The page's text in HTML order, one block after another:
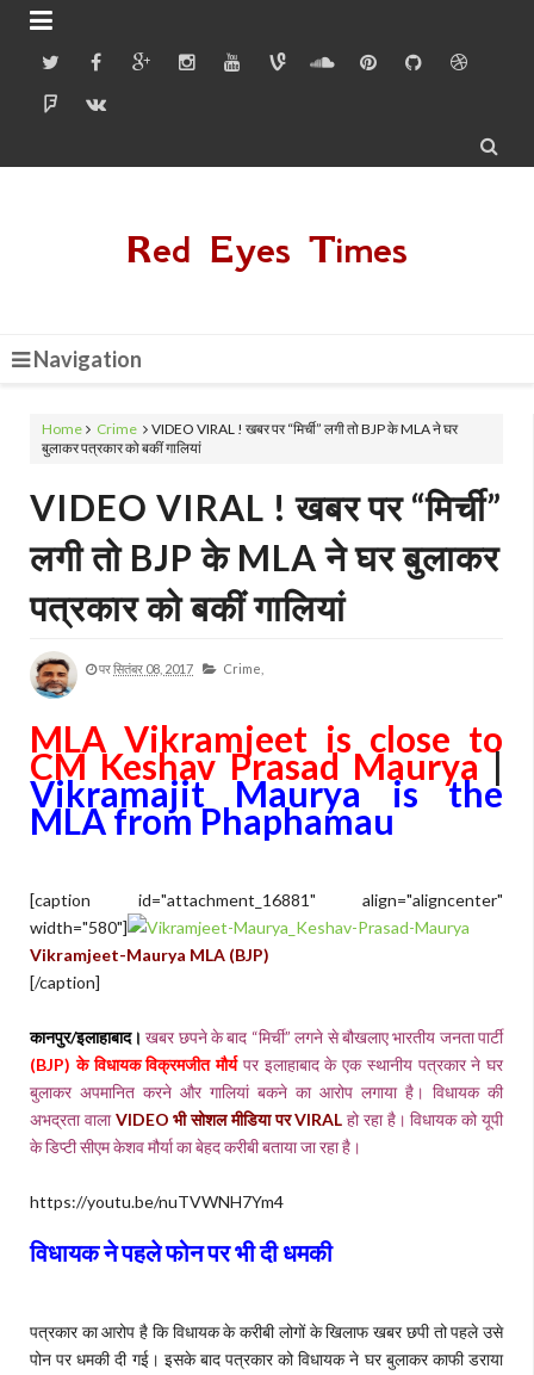


Red Eyes Times
Navigation
Home Crime
VIDEO VIRAL ! खबर पर “मिर्ची” लगी तो BJP के MLA ने घर
बुलाकर पत्रकार को बकीं गालियां
VIDEO VIRAL ! खबर पर “मिर्ची”
लगी तो BJP के MLA ने घर बुलाकर
पत्रकार को बकीं गालियां
परसितंबर 08, 2017 Crime,
MLA Vikramjeet is close to
CM Keshav Prasad Maurya|
Vikramajit Maurya is the
MLA from Phaphamau
[caption id="attachment_16881" align="aligncenter"
width="580"]
Vikramjeet-Maurya MLA (BJP)
[/caption]
कानपुर/इलाहाबाद। खबर छपने के बाद “मिर्ची” लगने से बौखलाए भारतीय जनता पार्टी
(BJP) के विधायक विक्रमजीत मौर्यपर इलाहाबाद के एक स्थानीय पत्रकार ने घर
बुलाकर अपमानित करने और गालियां बकने का आरोप लगाया है। विधायक की
अभद्रता वालाVIDEO भी सोशल मीडिया पर VIRAL हो रहा है। विधायक को यूपी
के डिप्टी सीएम केशव मौर्या का बेहद करीबी बताया जा रहा है।
https://youtu.be/nuTVWNH7Ym4
विधायक ने पहले फोन पर भी दी धमकी
पत्रकार का आरोप है कि विधायक के करीबी लोगों के खिलाफ खबर छपी तो पहले उसे
पोन पर धमकी दी गई। इसके बाद पत्रकार को विधायक ने घर बुलाकर काफी डराया